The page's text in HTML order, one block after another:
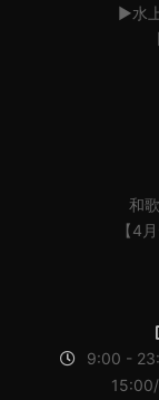
▶︎水
和
【4
9:00 -